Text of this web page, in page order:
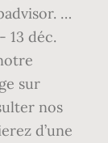
…
13 déc.
sur
nos
d’une